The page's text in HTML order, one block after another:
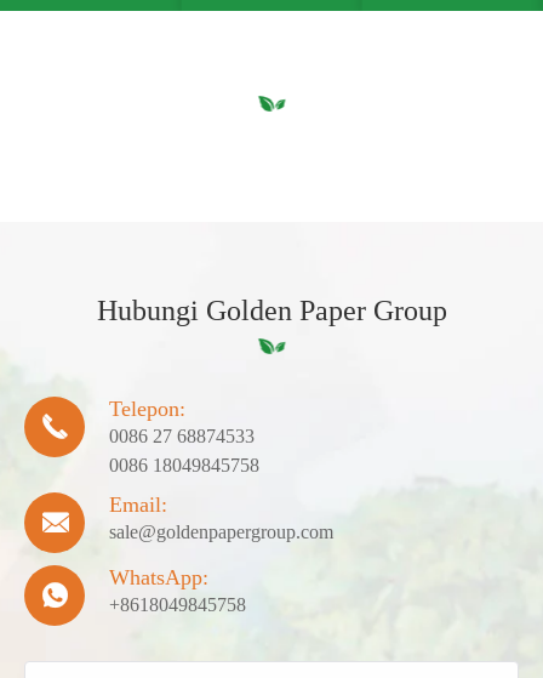
Hubungi Golden Paper Group

Telepon:
0086 27 68874533
0086 18049845758

Email:
sale@goldenpapergroup.com

WhatsApp:
+8618049845758